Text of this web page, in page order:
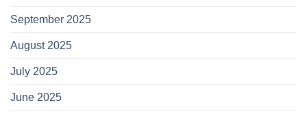
September 2025
August 2025
July 2025
June 2025